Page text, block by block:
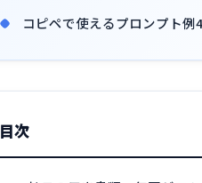
コピペで使えるプロンプト例
目次